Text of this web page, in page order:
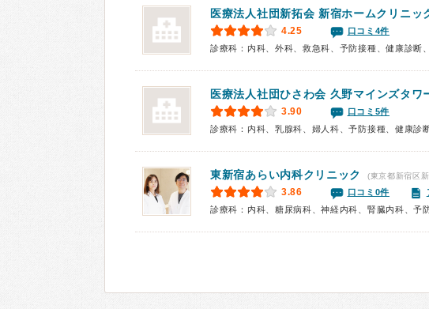
医療法人社団新拓会 新宿ホームクリニッ
4.25
口コミ4件
診療科：内科、外科、救急科、予防接種、健康診断
医療法人社団ひさわ会 久野マインズタワ
3.90
口コミ5件
診療科：内科、乳腺科、婦人科、予防接種、健康診
東新宿あらい内科クリニック (東京都新宿区
3.86 口コミ0件
診療科：内科、糖尿病科、神経内科、腎臓内科、予